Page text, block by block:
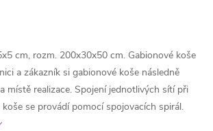
cm, rozm. 200x30x50 cm. Gabionové koše
a zákazník si gabionové koše následně
místě realizace. Spojení jednotlivých sítí při
se provádí pomocí spojovacích spirál.